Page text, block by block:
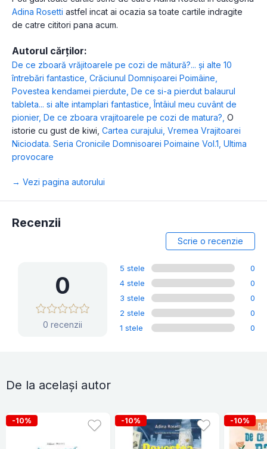
Adina Rosetti astfel incat ai ocazia sa toate cartile indragite
de catre cititori pana acum.
Autorul cărților:
De ce zboară vrăjitoarele pe cozi de mătură?... și alte 10
întrebări fantastice Crăciunul Domnișoarei Poimâine
Povestea kendamei pierdute De ce si-a pierdut balaurul
tableta... si alte intamplari fantastice ,Întâiul meu cuvânt de
pionier, De ce zboara vrajitoarele pe cozi de matura? O
istorie cu gust de kiwi Cartea curajului Vremea Vrajitoarei
Niciodata. Seria Cronicile Domnisoarei Poimaine Vol.1 Ultima
provocare
→ Vezi pagina autorului
Recenzii
Scrie o recenzie
0
0 recenzii
5 stele
0
4 stele
0
3 stele
0
2 stele
0
1 stele
0
De la același autor
-10% -10% -10%